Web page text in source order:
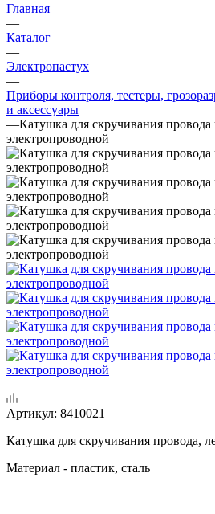
Главная
—
Каталог
—
Электропастух
—
Приборы контроля, тестеры,
и аксессуары
—Катушка для скручивания провода
электропроводной
Артикул: 8410021
Катушка для скручивания провода,
Материал - пластик, сталь